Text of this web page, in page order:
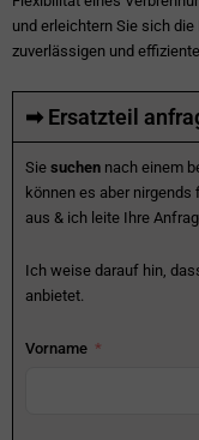
und erleichtern Sie sich
zuverlässigen und
➡ Ersatzteil
Sie suchen nach einem
können es aber
aus & ich leite Ihre
Ich weise darauf hin,
anbietet.
Vorname